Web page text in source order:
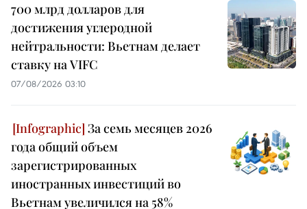
700 млрд долларов для
достижения углеродной
нейтральности: Вьетнам делает
ставку на VIFC
07/08/2026 03:10
За семь месяцев 2026
года общий объем
зарегистрированных
иностранных инвестиций во
Вьетнам увеличился на 58%